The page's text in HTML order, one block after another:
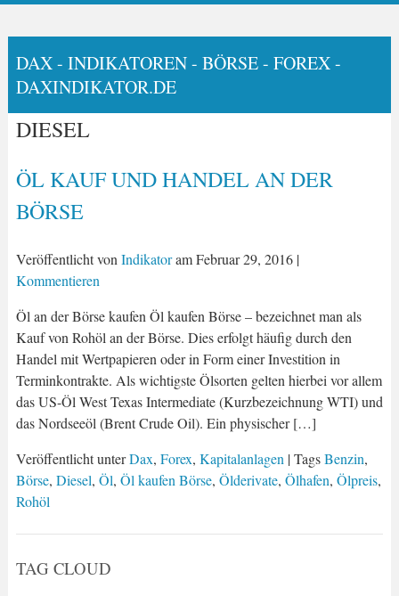
DAX - INDIKATOREN - BÖRSE - FOREX -
DAXINDIKATOR.DE
DIESEL
ÖL KAUF UND HANDEL AN DER
BÖRSE
Veröffentlicht von IndikatoramFebruar 29, 2016|
Kommentieren
Öl an der Börse kaufen Öl kaufen Börse – bezeichnet man als
Kauf von Rohöl an der Börse. Dies erfolgt häufig durch den
Handel mit Wertpapieren oder in Form einer Investition in
Terminkontrakte. Als wichtigste Ölsorten gelten hierbei vor allem
das US-Öl West Texas Intermediate (Kurzbezeichnung WTI) und
das Nordseeöl (Brent Crude Oil). Ein physischer […]
Veröffentlicht unterDax, Forex, Kapitalanlagen | TagsBenzin,
Börse, Diesel, Öl, Öl kaufen Börse, Ölderivate, Ölhafen, Ölpreis,
Rohöl
TAG CLOUD